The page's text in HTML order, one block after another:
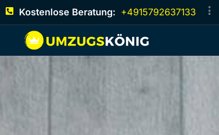
Kostenlose Beratung: +4915792637133